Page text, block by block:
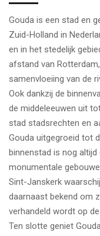
Gouda is een stad en
Zuid-Holland in
en in het stedelijk
afstand van
samenvloeiing van de
Ook dankzij de
de middeleeuwen uit
stad stadsrechten en
Gouda uitgegroeid tot
binnenstad is nog
monumentale
Sint-Janskerk
daarnaast bekend om
verhandeld wordt op
Ten slotte geniet